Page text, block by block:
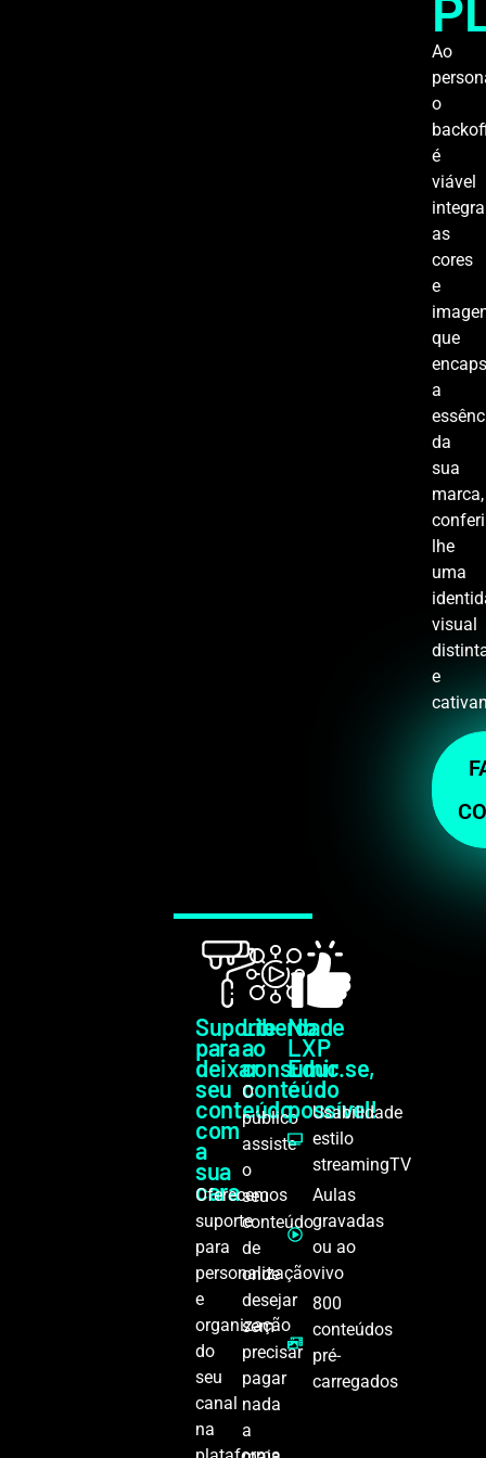
Ao
o
é
viável
as
cores
e
que
a
da
sua
marca,
lhe
uma
visual
e
Suporte
para
deixar
seu
conteúdo
com
a
sua
cara
Oferecemos
suporte
para
personalização
e
organização
do
seu
canal
na
Liberdade
ao
consumir
conteúdo
O
público
assiste
o
seu
conteúdo
de
onde
desejar
sem
precisar
pagar
nada
a
No
LXP
Educ.se,
é
possível!
Usabilidade
estilo
streamingTV
Aulas
gravadas
ou ao
vivo
800
conteúdos
pré-
carregados